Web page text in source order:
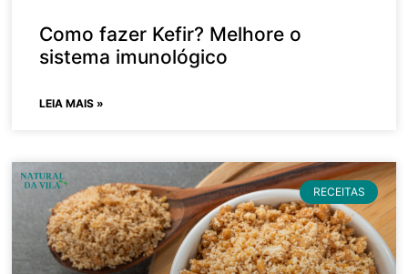
Como fazer Kefir? Melhore o
sistema imunológico
LEIA MAIS »
RECEITAS